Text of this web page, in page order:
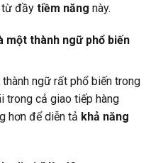
từ đầy tiềm năng này.
một thành ngữ phổ biến
thành ngữ rất phổ biến trong
trong cả giao tiếp hàng
hơn để diễn tả khả năng